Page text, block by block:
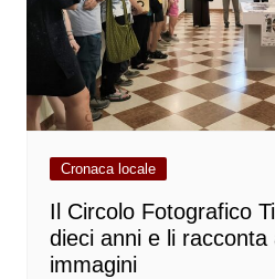
Cronaca locale
Il Circolo Fotografico
dieci anni e li
immagini